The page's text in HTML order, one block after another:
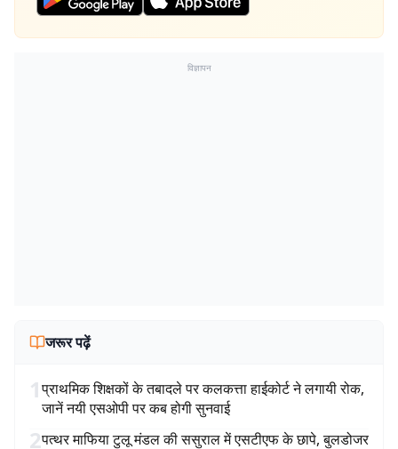
विज्ञापन
जरूर पढ़ें
1प्राथमिक शिक्षकों के तबादले पर कलकत्ता हाईकोर्ट ने लगायी रोक,
जानें नयी एसओपी पर कब होगी सुनवाई
2पत्थर माफिया टुलू मंडल की ससुराल में एसटीएफ के छापे, बुलडोजर